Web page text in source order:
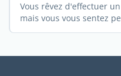
Vous rêvez d'effectuer
mais vous vous sentez